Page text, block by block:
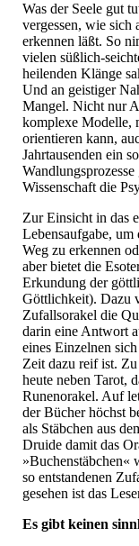
Was der Seele gut
vergessen, wie
erkennen läßt. So
vielen süßlich-
heilenden Klänge
Und an geistiger
Mangel. Nicht nur
komplexe Modelle,
orientieren kann,
Jahrtausenden ein
Wissenschaft die
Zur Einsicht in das
Lebensaufgabe, um
Weg zu erkennen
aber bietet die
Erkundung der
Göttlichkeit). Dazu
Zufallsorakel die
darin eine Antwort
eines Einzelnen
Zeit dazu reif ist.
heute neben Tarot,
Runenorakel. Auf
der Bücher höchst
als Stäbchen aus
Druide damit das
»Buchenstäbchen«
so entstandenen
gesehen ist das
Es gibt keinen